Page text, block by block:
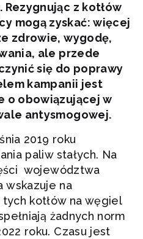
z kotłów
mogą zyskać: więcej
zdrowie, wygodę,
ale przede
się do poprawy
kampanii jest
o obowiązującej w
antysmogowej.
2019 roku
paliw stałych. Na
województwa
wskazuje na
kotłów na węgiel
żadnych norm
roku. Czasu jest